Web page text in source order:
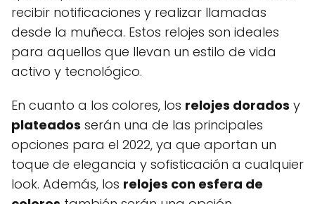
recibir notificaciones y realizar llamadas
desde la muñeca. Estos relojes son ideales
para aquellos que llevan un estilo de vida
activo y tecnológico.
En cuanto a los colores, los relojes dorados y
plateados serán una de las principales
opciones para el 2022, ya que aportan un
toque de elegancia y sofisticación a cualquier
look. Además, los relojes con esfera de